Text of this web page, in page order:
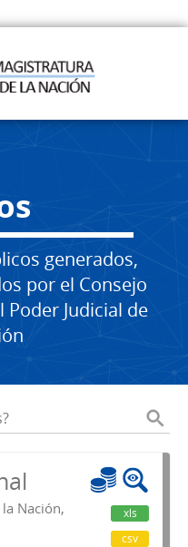
generados,
por el Consejo
Judicial de
Nación,
xls
csv